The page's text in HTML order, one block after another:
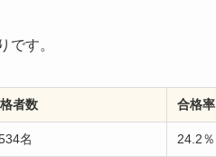
です。
者数 合格率
名 24.2％